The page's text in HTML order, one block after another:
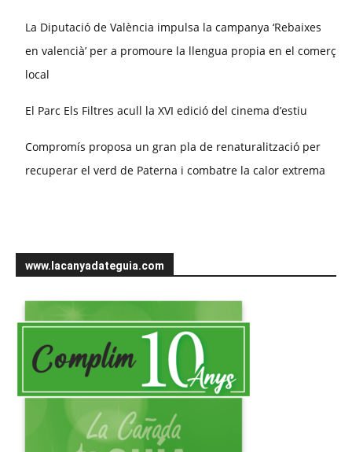
La Diputació de València impulsa la campanya ‘Rebaixes
en valencià’ per a promoure la llengua propia en el comerç
local
El Parc Els Filtres acull la XVI edició del cinema d’estiu
Compromís proposa un gran pla de renaturalització per
recuperar el verd de Paterna i combatre la calor extrema
www.lacanyadateguia.com